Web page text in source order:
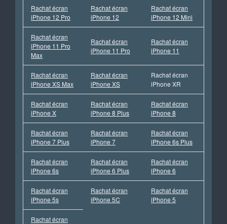
Rachat écran
iPhone 12 Pro
Rachat écran
iPhone 12
Rachat écran
iPhone 12 Mini
Rachat écran
iPhone 11 Pro
Max
Rachat écran
iPhone 11 Pro
Rachat écran
iPhone 11
Rachat écran
iPhone XS Max
Rachat écran
iPhone XS
Rachat écran
iPhone XR
Rachat écran
iPhone X
Rachat écran
iPhone 8 Plus
Rachat écran
iPhone 8
Rachat écran
iPhone 7 Plus
Rachat écran
iPhone 7
Rachat écran
iPhone 6s Plus
Rachat écran
iPhone 6s
Rachat écran
iPhone 6 Plus
Rachat écran
iPhone 6
Rachat écran
iPhone 5s
Rachat écran
iPhone 5C
Rachat écran
iPhone 5
Rachat écran